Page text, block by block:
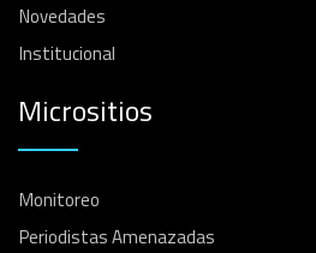
Novedades
Institucional
Micrositios
Monitoreo
Periodistas Amenazadas